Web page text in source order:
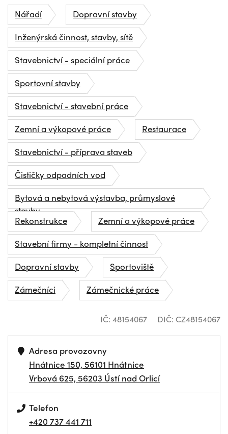
Nářadí
Dopravní stavby
Inženýrská činnost, stavby, sítě
Stavebnictví - speciální práce
Sportovní stavby
Stavebnictví - stavební práce
Zemní a výkopové práce
Restaurace
Stavebnictví - příprava staveb
Čističky odpadních vod
Bytová a nebytová výstavba, průmyslové
stavby
Rekonstrukce
Zemní a výkopové práce
Stavební firmy - kompletní činnost
Dopravní stavby
Sportoviště
Zámečníci
Zámečnické práce
IČ: 48154067 DIČ: CZ48154067
Adresa provozovny
Hnátnice 150, 56101 Hnátnice
Vrbová 625, 56203 Ústí nad Orlicí
Telefon
+420 737 441 711